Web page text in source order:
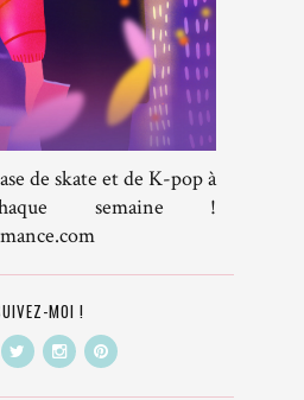
de skate et de K-pop à
semaine !
MOI !